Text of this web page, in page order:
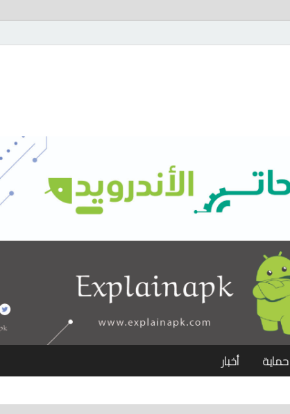
حماية أخبار